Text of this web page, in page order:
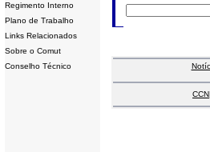
Regimento Interno
Plano de Trabalho
Links Relacionados
Sobre o Comut
Conselho Técnico
CCN|